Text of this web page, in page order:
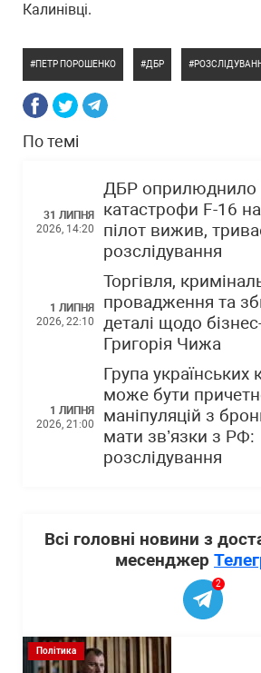
Калинівці.
ПЕТР ПОРОШЕНКО ДБР
По темі
31 ЛИПНЯ
2026, 14:20
ДБР оприлюднило
катастрофи F-16
пілот вижив,
розслідування
1 ЛИПНЯ
2026, 22:10
Торгівля,
провадження та
деталі щодо
Григорія Чижа
1 ЛИПНЯ
2026, 21:00
Група українських
може бути
маніпуляцій з
мати зв’язки з РФ:
розслідування
Всі головні новини з
месенджер
2
Політика